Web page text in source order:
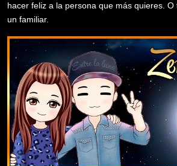
hacer feliz a la persona que más quieres.
un familiar.